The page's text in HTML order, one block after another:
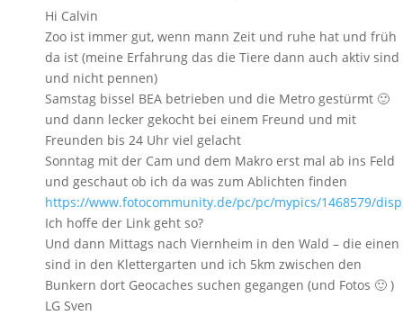
Hi Calvin
Zoo ist immer gut, wenn mann Zeit und ruhe hat und früh
da ist (meine Erfahrung das die Tiere dann auch aktiv sind
und nicht pennen)
Samstag bissel BEA betrieben und die Metro gestürmt 🙂
und dann lecker gekocht bei einem Freund und mit
Freunden bis 24 Uhr viel gelacht
Sonntag mit der Cam und dem Makro erst mal ab ins Feld
und geschaut ob ich da was zum Ablichten finden
https://www.fotocommunity.de/pc/pc/mypics/1468579/
Ich hoffe der Link geht so?
Und dann Mittags nach Viernheim in den Wald – die einen
sind in den Klettergarten und ich 5km zwischen den
Bunkern dort Geocaches suchen gegangen (und Fotos 🙂 )
LG Sven